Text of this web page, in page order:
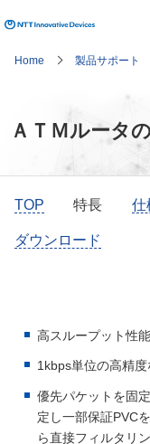
フッタエリアへ
Home 製品サポート
ＡＴＭルータ
TOP 特長 仕
ダウンロード
高スループット性
1kbps単位の高精
優先パケットを固
定し一部保証PVC
ら直接フィルタリ